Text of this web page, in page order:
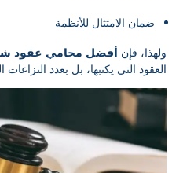
ضمان الامتثال للأنظمة
ولهذا، فإن أفضل محامي عقود
العقود التي يكتبها، بل بعدد النزاعات